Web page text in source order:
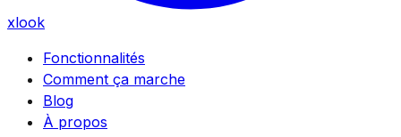
xlook
Fonctionnalités
Comment ça marche
Blog
À propos